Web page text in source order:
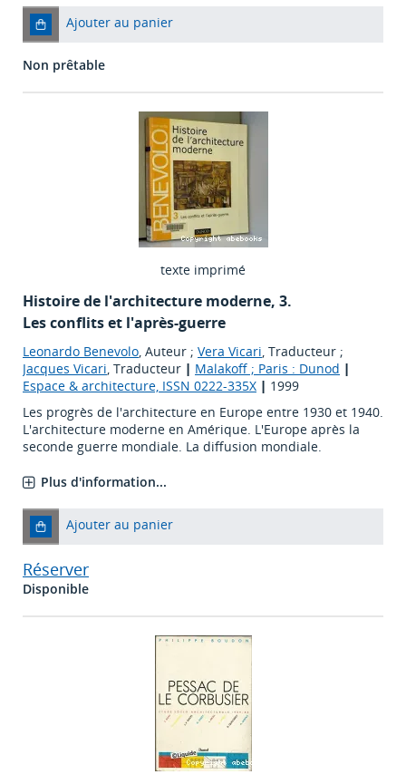
Ajouter au panier
Non prêtable
texte imprimé
Histoire de l'architecture moderne, 3.
Les conflits et l'après-guerre
Leonardo Benevolo, Auteur ; Vera Vicari, Traducteur ;
Jacques Vicari, Traducteur | Malakoff ; Paris : Dunod |
Espace & architecture, ISSN 0222-335X | 1999
Les progrès de l'architecture en Europe entre 1930 et 1940.
L'architecture moderne en Amérique. L'Europe après la
seconde guerre mondiale. La diffusion mondiale.
Plus d'information...
Ajouter au panier
Réserver
Disponible